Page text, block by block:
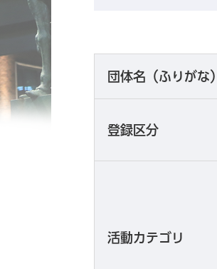
団体名（ふりがな）
登録区分
活動カテゴリ